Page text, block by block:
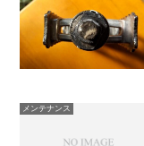
メンテナンス